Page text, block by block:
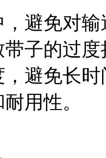
避免对
子的过
避免长
用性。